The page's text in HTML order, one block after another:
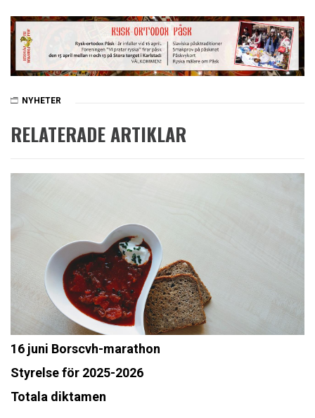
NYHETER
RELATERADE ARTIKLAR
16 juni Borscvh-marathon
Styrelse för 2025-2026
Totala diktamen